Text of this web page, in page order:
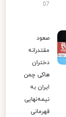
07
صعود
مقتدرانه
دختران
هاکی چمن
ایران به
نیمه‌نهایی
قهرمانی